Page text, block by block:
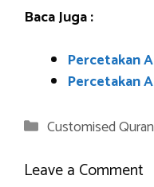
Baca Juga :
Percetakan
Percetakan
Categories
Customised Quran
Leave a Comment